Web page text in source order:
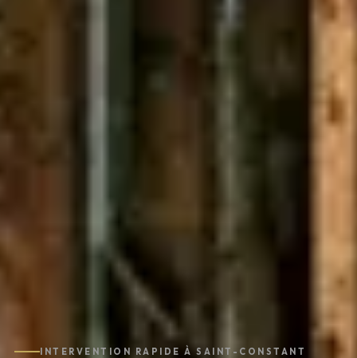
INTERVENTION RAPIDE À SAINT-CONSTANT